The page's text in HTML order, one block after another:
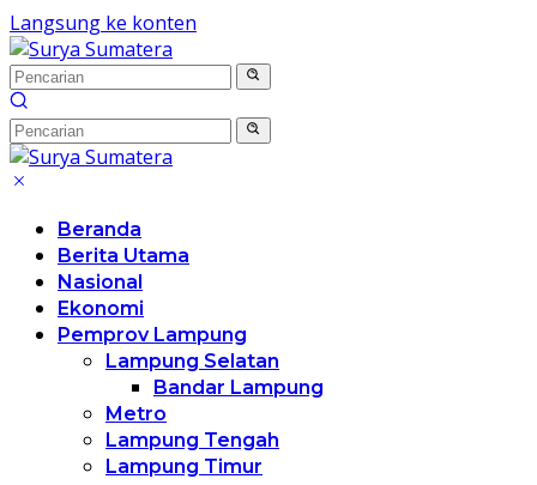
Langsung ke konten
Beranda
Berita Utama
Nasional
Ekonomi
Pemprov Lampung
Lampung Selatan
Bandar Lampung
Metro
Lampung Tengah
Lampung Timur